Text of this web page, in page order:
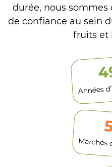
durée, nous
de confiance au sein
fruits et
Années
Marchés